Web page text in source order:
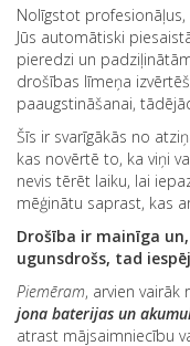
Nolīgstot
Jūs automātiski
pieredzi un
drošības līmeņa
paaugstināšanai,
Šīs ir svarīgākās no
kas novērtē to, ka viņi
nevis tērēt laiku, lai
mēģinātu saprast, kas
Drošība ir mainīga
ugunsdrošs, tad
Piemēram, arvien
jona baterijas un
atrast mājsaimniecību